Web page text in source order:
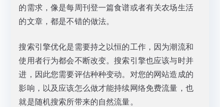
的需求，像是每周刊登一篇食谱或者有关农场生活
的文章，都是不错的做法。
搜索引擎优化是需要持之以恒的工作，因为潮流和
使用者行为都会不断改变。搜索引擎也应该与时并
进，因此您需要评估种种变动。对您的网站造成的
影响，以及应该怎么做才能持续网络免费流量，也
就是随机搜索所带来的自然流量。